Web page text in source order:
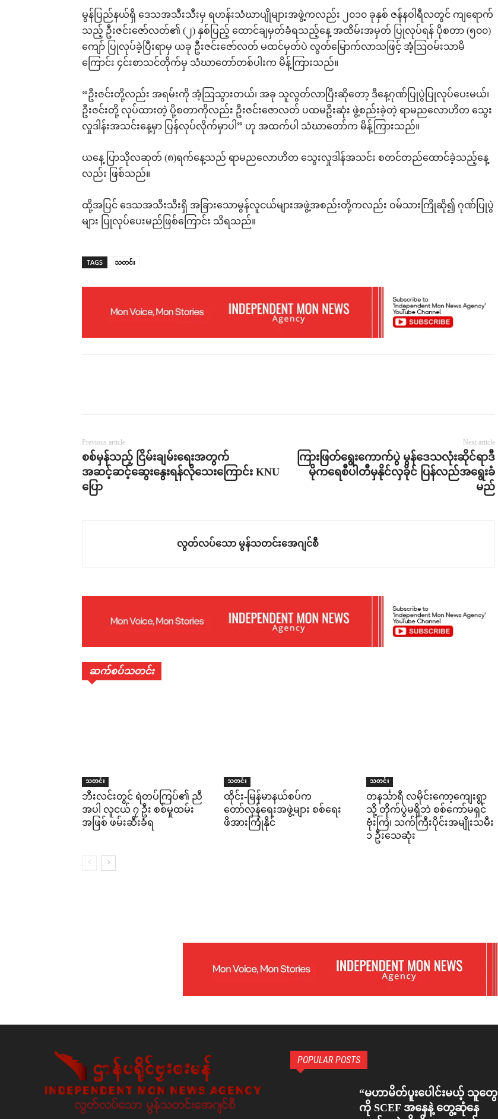
မွန်ပြည်နယ်ရှိ ဒေသအသီးသီးမှ ရဟန်းသံဃာပျိုများအဖွဲ့ကလည်း ၂၀၁၀ ခုနှစ် ဇန်နဝါရီလတွင် ကျရောက်
သည့် ဦးဇင်းဇော်လတ်၏ (၂) နှစ်ပြည့် ထောင်ချမှတ်ခံရသည့်နေ့ အထိမ်းအမှတ် ပြုလုပ်ရန် ပိုစတာ (၅၀၀)
ကျော် ပြုလုပ်ခဲ့ပြီးရာမှ ယခု ဦးဇင်းဇော်လတ် မထင်မှတ်ပဲ လွတ်မြောက်လာသဖြင့် အံ့သြဝမ်းသာမိ
ကြောင်း ၄င်းစာသင်တိုက်မှ သံဃာတော်တစ်ပါးက မိန့်ကြားသည်။
“ဦးဇင်းတို့လည်း အရမ်းကို အံ့သြသွားတယ်၊ အခု သူလွတ်လာပြီးဆိုတော့ ဒီနေ့ဂုဏ်ပြုပွဲပြုလုပ်ပေးမယ်၊
ဦးဇင်းတို့ လုပ်ထားတဲ့ ပို့စတာကိုလည်း ဦးဇင်းဇောလတ် ပထမဦးဆုံး ဖွဲ့စည်းခဲ့တဲ့ ရာမညလောဟိတ သွေး
လှုဒါန်းအသင်းနေ့မှာ ပြန်လုပ်လိုက်မှာပါ” ဟု အထက်ပါ သံဃာတော်က မိန့်ကြားသည်။
ယနေ့ ပြာသိုလဆုတ် (၈)ရက်နေ့သည် ရာမညလောဟိတ သွေးလှုဒါန်အသင်း စတင်တည်ထောင်ခဲ့သည့်နေ့
လည်း ဖြစ်သည်။
ထို့အပြင် ဒေသအသီးသီးရှိ အခြားသောမွန်လူငယ်များအဖွဲ့အစည်းတို့ကလည်း ဝမ်သားကြိုဆို၍ ဂုဏ်ပြုပွဲ
များ ပြုလုပ်ပေးမည်ဖြစ်ကြောင်း သိရသည်။
TAGS သတင်း
Previous article
စစ်မှန်သည့် ငြိမ်းချမ်းရေးအတွက်
အဆင့်ဆင့်ဆွေးနွေးရန်လိုသေးကြောင်း KNU
ပြော
Next article
ကြားဖြတ်ရွေးကောက်ပွဲ မွန်ဒေသလုံးဆိုင်ရာဒီ
မိုကရေစီပါတီမှနိုင်လှခိုင် ပြန်လည်အရွေးခံ
မည်
လွတ်လပ်သော မွန်သတင်းအေဂျင်စီ
ဆက်စပ်သတင်း
သတင်း
ဘီးလင်းတွင် ရဲတပ်ကြပ်၏ ညီ
အပါ လူငယ် ၇ ဦး စစ်မှုထမ်း
အဖြစ် ဖမ်းဆီးခံရ
သတင်း
ထိုင်း-မြန်မာနယ်စပ်က
တော်လှန်ရေးအဖွဲ့များ စစ်ရေး
ဖိအားကြုံနိုင်
သတင်း
တနင်္သာရီ လမိုင်းကော့ကျေးရွာ
သို့ တိုက်ပွဲမရှိဘဲ စစ်ကော်မရှင်
ဗုံးကြဲ၊ သက်ကြီးပိုင်းအမျိုးသမီး
၁ ဦးသေဆုံး
POPULAR POSTS
“မဟာမိတ်ပူးပေါင်းမယ့် သူတွေ
ကို SCEF အနေနဲ့ တွေ့ဆုံနေ